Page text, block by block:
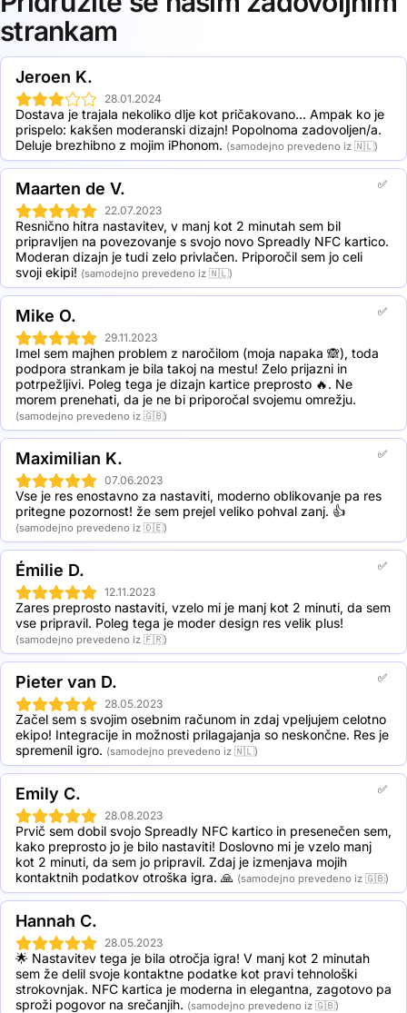
shraniti tudi v denarnici.
10 Spreadly NFC cards: 41,5% popust
20 Spreadly NFC cards: 50,4% popust
50 Spreadly NFC cards: 56,2% popust
250 Spreadly NFC cards: 69,9% popust
500 Spreadly NFC cards: 73,1% popust
1000 Spreadly NFC cards: 74,4% popust
strankam
Jeroen K.
28.01.2024
Dostava je trajala nekoliko dlje kot pričakovano... Ampak ko je
prispelo: kakšen moderanski dizajn! Popolnoma zadovoljen/a.
Deluje brezhibno z mojim iPhonom. (samodejno prevedeno iz 🇳🇱)
✅
Maarten de V.
22.07.2023
Resnično hitra nastavitev, v manj kot 2 minutah sem bil
pripravljen na povezovanje s svojo novo Spreadly NFC kartico.
Moderan dizajn je tudi zelo privlačen. Priporočil sem jo celi
svoji ekipi! (samodejno prevedeno iz 🇳🇱)
✅
Mike O.
29.11.2023
Imel sem majhen problem z naročilom (moja napaka 🙈), toda
podpora strankam je bila takoj na mestu! Zelo prijazni in
potrpežljivi. Poleg tega je dizajn kartice preprosto 🔥. Ne
morem prenehati, da je ne bi priporočal svojemu omrežju.
(samodejno prevedeno iz 🇬🇧)
✅
Maximilian K.
07.06.2023
Vse je res enostavno za nastaviti, moderno oblikovanje pa res
pritegne pozornost! že sem prejel veliko pohval zanj. 👍
(samodejno prevedeno iz 🇩🇪)
✅
Émilie D.
12.11.2023
Zares preprosto nastaviti, vzelo mi je manj kot 2 minuti, da sem
vse pripravil. Poleg tega je moder design res velik plus!
(samodejno prevedeno iz 🇫🇷)
✅
Pieter van D.
28.05.2023
Začel sem s svojim osebnim računom in zdaj vpeljujem celotno
ekipo! Integracije in možnosti prilagajanja so neskončne. Res je
spremenil igro. (samodejno prevedeno iz 🇳🇱)
✅
Emily C.
28.08.2023
Prvič sem dobil svojo Spreadly NFC kartico in presenečen sem,
kako preprosto jo je bilo nastaviti! Doslovno mi je vzelo manj
kot 2 minuti, da sem jo pripravil. Zdaj je izmenjava mojih
kontaktnih podatkov otroška igra. 🙏 (samodejno prevedeno iz 🇬🇧)
Hannah C.
28.05.2023
🌟 Nastavitev tega je bila otročja igra! V manj kot 2 minutah
sem že delil svoje kontaktne podatke kot pravi tehnološki
strokovnjak. NFC kartica je moderna in elegantna, zagotovo pa
sproži pogovor na srečanjih. (samodejno prevedeno iz 🇬🇧)